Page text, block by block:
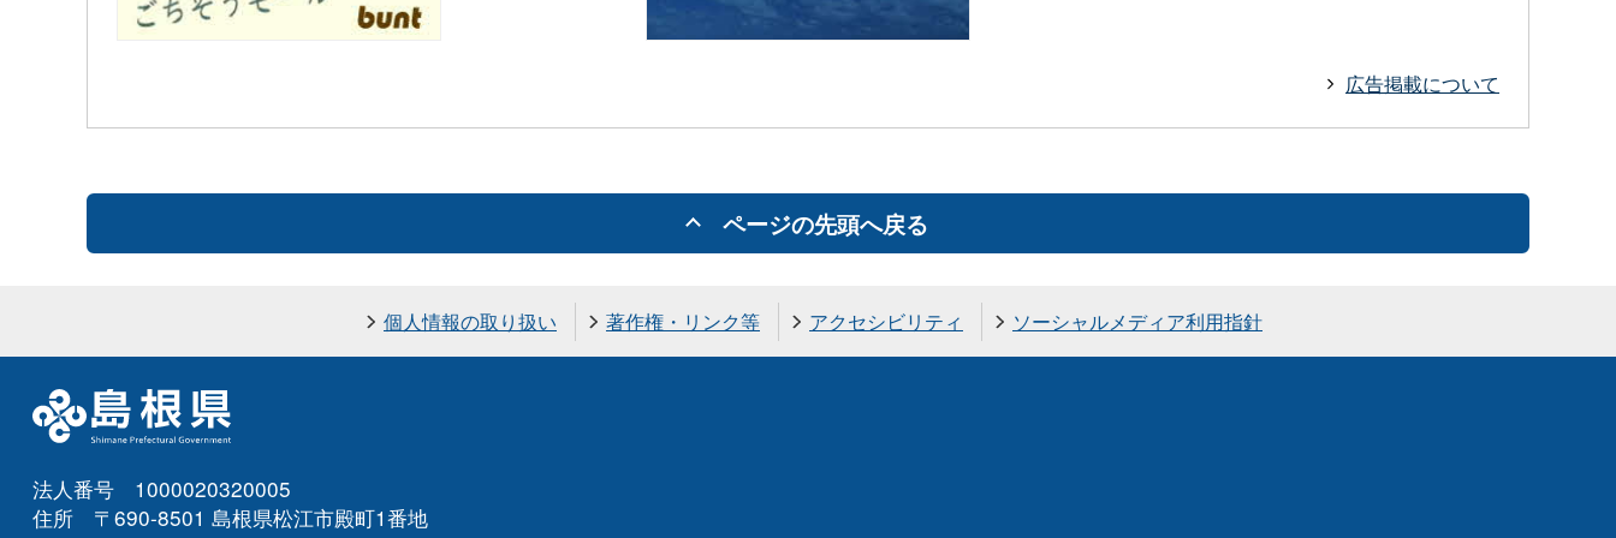
広告掲載について
ページの先頭へ戻る
個人情報の取り扱い 著作権・リンク等 アクセシビリティ ソーシャルメディア利用指針
法人番号 1000020320005
住所 〒690-8501 島根県松江市殿町1番地